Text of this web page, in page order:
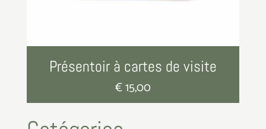
Présentoir à cartes de visite
€15,00